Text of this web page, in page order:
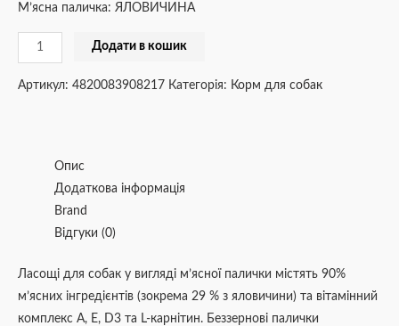
М’ясна паличка: ЯЛОВИЧИНА
Додати в кошик
Артикул: 4820083908217 Категорія: Корм для собак
Опис
Додаткова інформація
Brand
Відгуки (0)
Ласощі для собак у вигляді м’ясної палички містять 90%
м’ясних інгредієнтів (зокрема 29 % з яловичини) та вітамінний
комплекс A, E, D3 та L-карнітин. Беззернові палички